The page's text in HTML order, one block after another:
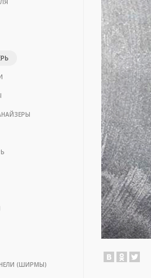
(ШИРМЫ)